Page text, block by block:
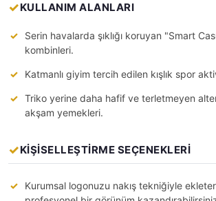
KULLANIM ALANLARI
Serin havalarda şıklığı koruyan "Smart
kombinleri.
Katmanlı giyim tercih edilen kışlık spor
Triko yerine daha hafif ve terletmeyen
akşam yemekleri.
KİŞİSELLEŞTİRME SEÇENEKLERİ
Kurumsal logonuzu nakış tekniğiyle